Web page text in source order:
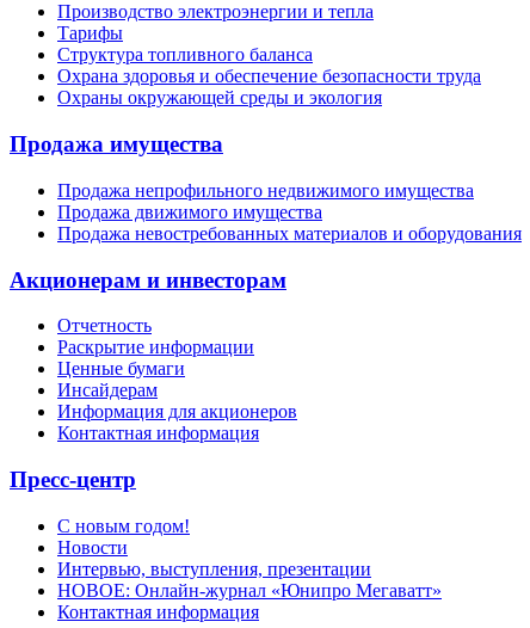
Производство электроэнергии и тепла
Тарифы
Структура топливного баланса
Охрана здоровья и обеспечение безопасности труда
Охраны окружающей среды и экология
Продажа имущества
Продажа непрофильного недвижимого имущества
Продажа движимого имущества
Продажа невостребованных материалов и оборудования
Акционерам и инвесторам
Отчетность
Раскрытие информации
Ценные бумаги
Инсайдерам
Информация для акционеров
Контактная информация
Пресс-центр
С новым годом!
Новости
Интервью, выступления, презентации
НОВОЕ: Онлайн-журнал «Юнипро Мегаватт»
Контактная информация